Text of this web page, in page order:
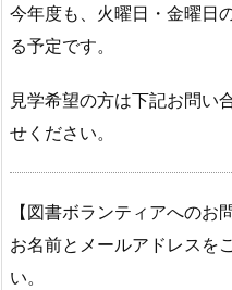
今年度も、火曜日・金曜日
る予定です。
見学希望の方は下記お問い
せください。
【図書ボランティアへのお
お名前とメールアドレスを
い。